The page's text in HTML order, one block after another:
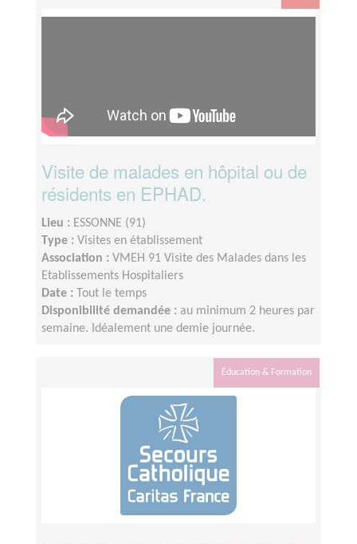
Visite de malades en hôpital ou de
résidents en EPHAD.
Lieu : ESSONNE (91)
Type : Visites en établissement
Association : VMEH 91 Visite des Malades dans les
Etablissements Hospitaliers
Date :
Tout le temps
Disponibilité demandée : au minimum 2 heures par
semaine. Idéalement une demie journée.
Éducation & Formation